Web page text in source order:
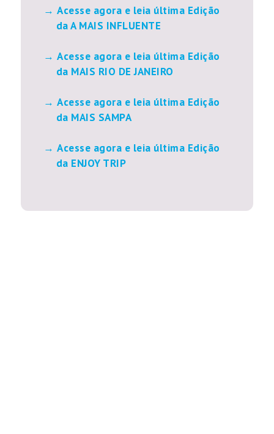
Acesse agora e leia última Edição
da A MAIS INFLUENTE
Acesse agora e leia última Edição
da MAIS RIO DE JANEIRO
Acesse agora e leia última Edição
da MAIS SAMPA
Acesse agora e leia última Edição
da ENJOY TRIP